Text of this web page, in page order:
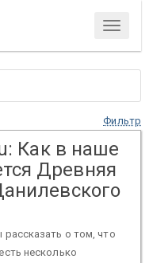
Меню
Фильтр
Как в наше
Древняя
о том, что
несколько